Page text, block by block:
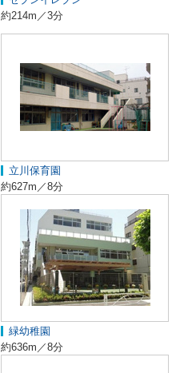
約214m／3分
立川保育園
約627m／8分
緑幼稚園
約636m／8分